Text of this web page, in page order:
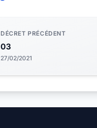
DÉCRET PRÉCÉDENT
03
27/02/2021